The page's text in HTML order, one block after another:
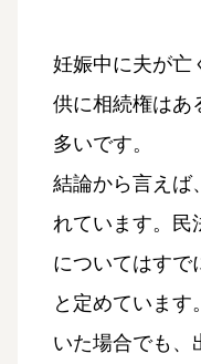
妊娠中に夫が亡
供に相続権はあ
多いです。
結論から言えば
れています。民
についてはすで
と定めています
いた場合でも、